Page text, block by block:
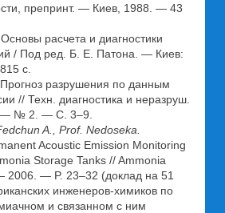
препринт. — Киев, 1988. — 43
Основы расчета и диагностики
/ Под ред. Б. Е. Патона. — Киев:
с.
Прогноз разрушения по данным
// Техн. диагностика и неразруш.
— № 2. — С. 3–9.
A., Prof. Nedoseka.
Acoustic Emission Monitoring
Storage Tanks // Ammonia
2006. — P. 23–32 (доклад на 51
инженеров-химиков по
и связанном с ним